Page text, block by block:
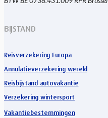
BIJSTAND
Reisverzekering Europa
Annulatieverzekering wereld
Reisbijstand autovakantie
Verzekering wintersport
Vakantiebestemmingen